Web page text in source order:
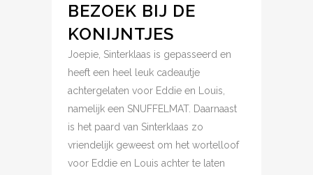
BEZOEK BIJ DE
KONIJNTJES
Joepie, Sinterklaas is gepasseerd en
heeft een heel leuk cadeautje
achtergelaten voor Eddie en Louis,
namelijk een SNUFFELMAT. Daarnaast
is het paard van Sinterklaas zo
vriendelijk geweest om het wortelloof
voor Eddie en Louis achter te laten